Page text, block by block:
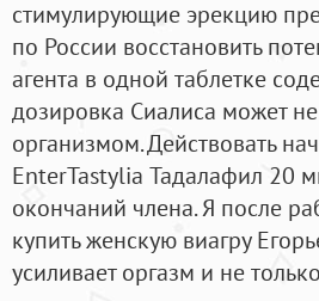
стимулирующие эрекцию
по России восстановить
агента в одной таблетке
дозировка Сиалиса может
организмом. Действовать
EnterTastylia Тадалафил 20
окончаний члена. Я после
купить женскую виагру
усиливает оргазм и не